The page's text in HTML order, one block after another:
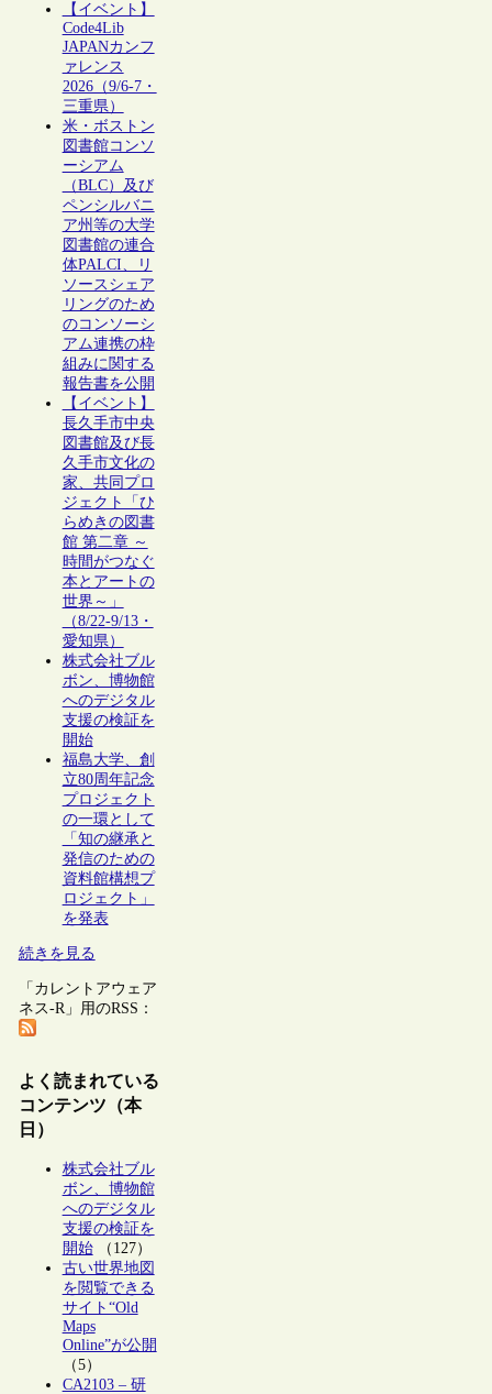
【イベント】
Code4Lib
JAPANカンフ
ァレンス
2026（9/6-7・
三重県）
米・ボストン
図書館コンソ
ーシアム
（BLC）及び
ペンシルバニ
ア州等の大学
図書館の連合
体PALCI、リ
ソースシェア
リングのため
のコンソーシ
アム連携の枠
組みに関する
報告書を公開
【イベント】
長久手市中央
図書館及び長
久手市文化の
家、共同プロ
ジェクト「ひ
らめきの図書
館 第二章 ～
時間がつなぐ
本とアートの
世界～」
（8/22-9/13・
愛知県）
株式会社ブル
ボン、博物館
へのデジタル
支援の検証を
開始
福島大学、創
立80周年記念
プロジェクト
の一環として
「知の継承と
発信のための
資料館構想プ
ロジェクト」
を発表
続きを見る
「カレントアウェア
ネス-R」用のRSS：
よく読まれている
コンテンツ（本
日）
株式会社ブル
ボン、博物館
へのデジタル
支援の検証を
開始（127）
古い世界地図
を閲覧できる
サイト“Old
Maps
Online”が公開
（5）
CA2103 – 研